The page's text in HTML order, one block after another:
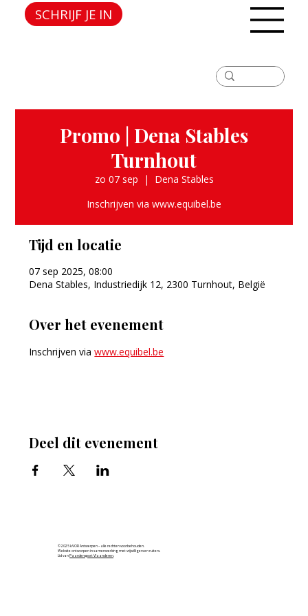
SCHRIJF JE IN
Promo | Dena Stables
Turnhout
zo 07 sep
  |
Dena Stables
Inschrijven via www.equibel.be
Tijd en locatie
07 sep 2025, 08:00
Dena Stables, Industriedijk 12, 2300 Turnhout, België
Over het evenement
Inschrijven via www.equibel.be
Deel dit evenement
© 2025 k.VOR Antwerpen – alle rechten voorbehouden.
Website ontworpen in samenwerking met vrijwilligers en ruiters.
Lid vanPaardensport Vlaanderen